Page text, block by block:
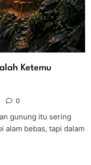
Ketemu
0
gunung itu sering
alam bebas, tapi dalam